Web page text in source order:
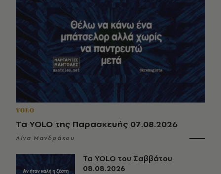
YOLO
Τα YOLO της Παρασκευής 07.08.2026
Λίνα Μανδράκου
Τα YOLO του Σαββάτου
08.08.2026